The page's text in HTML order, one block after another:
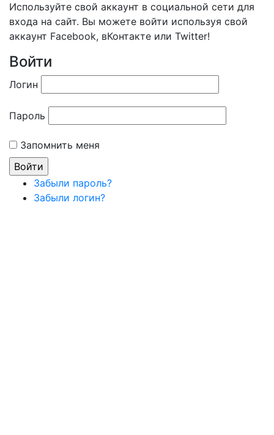
Используйте свой аккаунт в социальной сети для
входа на сайт. Вы можете войти используя свой
аккаунт Facebook, вКонтакте или Twitter!
Войти
Логин
Пароль
Запомнить меня
Забыли пароль?
Забыли логин?